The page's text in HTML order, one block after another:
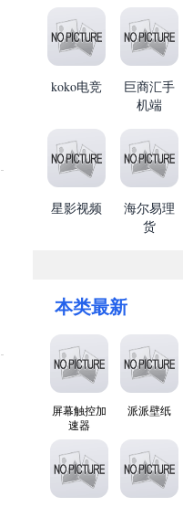
koko电竞
巨商汇手
机端
星影视频
海尔易理
货
本类最新
屏幕触控加
速器
派派壁纸